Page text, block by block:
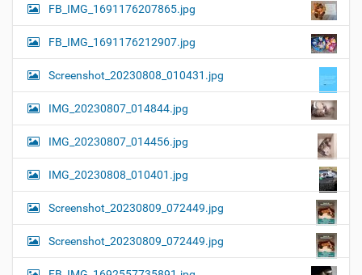
FB_IMG_1691176207865.jpg
FB_IMG_1691176212907.jpg
Screenshot_20230808_010431.jpg
IMG_20230807_014844.jpg
IMG_20230807_014456.jpg
IMG_20230808_010401.jpg
Screenshot_20230809_072449.jpg
Screenshot_20230809_072449.jpg